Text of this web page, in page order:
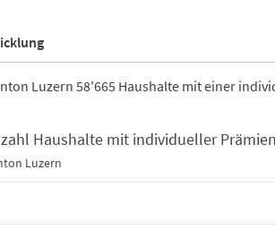
Luzern 58'665 Haushalte mit einer
mit individueller Prämienverbilligung seit
Haushalte mit individueller
Luzern